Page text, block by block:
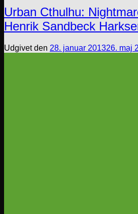
Urban Cthulhu:
Henrik Sandbeck
Udgivet den 28. januar 201326. maj